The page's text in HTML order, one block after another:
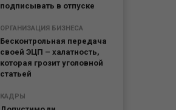
подписывать в отпуске
ОРГАНИЗАЦИЯ БИЗНЕСА
Бесконтрольная передача
своей ЭЦП – халатность,
которая грозит уголовной
статьей
КАДРЫ